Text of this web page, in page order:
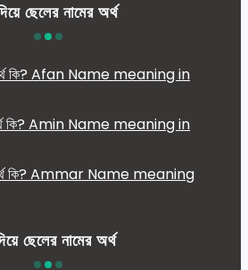
ছেলের নামের অর্থ
কি? Afan Name meaning in
কি? Amin Name meaning in
অর্থ কি? Ammar Name meaning
ছেলের নামের অর্থ